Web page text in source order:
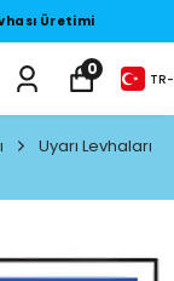
Üretimi
0
TR-
Uyarı Levhaları